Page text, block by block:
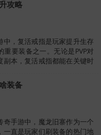
攻略
中，复活戒指是玩家提升生存
重要装备之一。无论是PVP对
副本，复活戒指都能在关键时
装备
奇手游中，魔龙旧寨作为一个
一直是玩家们刷装备的热门地